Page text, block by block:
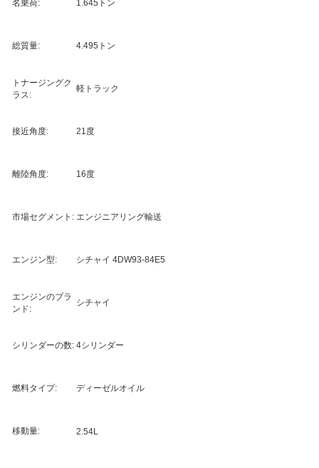
名乗荷: 1.645トン
総質量: 4.495トン
トナージングク
ラス:
軽トラック
接近角度: 21度
離陸角度: 16度
市場セグメント: エンジニアリング輸送
エンジン型: シチャイ 4DW93-84E5
エンジンのブラ
ンド:
シチャイ
シリンダーの数: 4シリンダー
燃料タイプ: ディーゼルオイル
移動量: 2.54L